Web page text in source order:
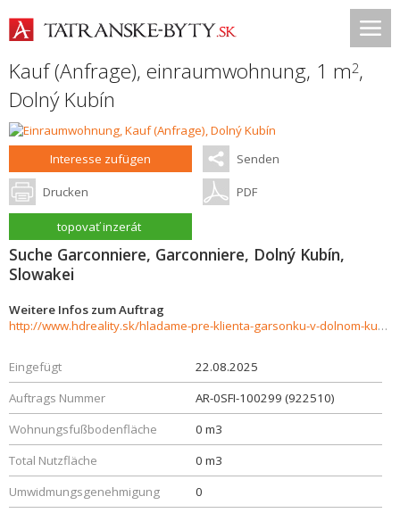
Kauf (Anfrage), einraumwohnung, 1 m2,
Dolný Kubín
Interesse zufügen Senden
Drucken PDF
topovať inzerát
Suche Garconniere, Garconniere, Dolný Kubín,
Slowakei
Weitere Infos zum Auftrag
http://www.hdreality.sk/hladame-pre-klienta-garsonku-v-dolnom-kubine-cast-knazia-926923
Eingefügt
22.08.2025
Auftrags Nummer
AR-0SFI-100299 (922510)
Wohnungsfußbodenfläche
0 m3
Total Nutzfläche
0 m3
Umwidmungsgenehmigung
0